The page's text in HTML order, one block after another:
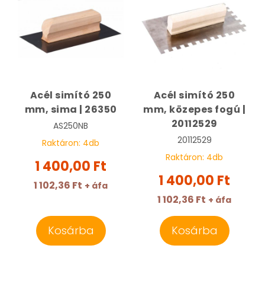
Acél simító 250
mm, sima | 26350
AS250NB
Raktáron: 4db
1 400,00 Ft
1 102,36 Ft + áfa
Kosárba
Acél simító 250
mm, közepes fogú |
20112529
20112529
Raktáron: 4db
1 400,00 Ft
1 102,36 Ft + áfa
Kosárba